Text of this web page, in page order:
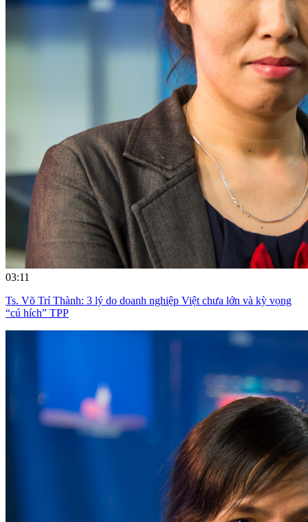
03:11
Ts. Võ Trí Thành: 3 lý do doanh nghiệp Việt chưa lớn và kỳ vọng
“cú hích” TPP